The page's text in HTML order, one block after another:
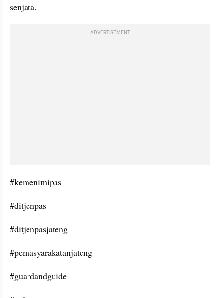
senjata.
ADVERTISEMENT
#kemenimipas
#ditjenpas
#ditjenpasjateng
#pemasyarakatanjateng
#guardandguide